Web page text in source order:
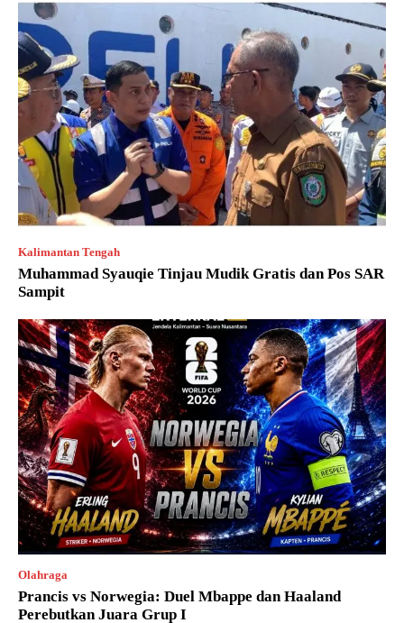
Kalimantan Tengah
Muhammad Syauqie Tinjau Mudik Gratis dan Pos SAR
Sampit
Olahraga
Prancis vs Norwegia: Duel Mbappe dan Haaland
Perebutkan Juara Grup I